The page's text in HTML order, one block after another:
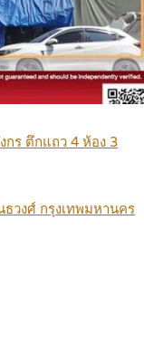
กร ตึกแถว 4 ห้อง 3
วงศ์ กรุงเทพมหานคร